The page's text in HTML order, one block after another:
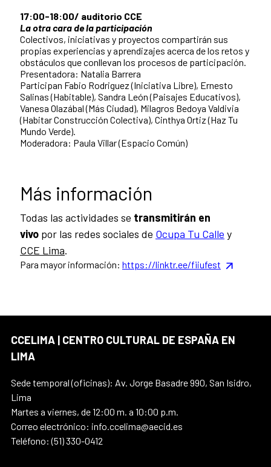
17:00-18:00/ auditorio CCE
La otra cara de la participación
Colectivos, iniciativas y proyectos compartirán sus
propias experiencias y aprendizajes acerca de los retos y
obstáculos que conllevan los procesos de participación.
Presentadora: Natalia Barrera
Participan Fabio Rodriguez (Iniciativa Libre), Ernesto
Salinas (Habitable), Sandra León (Paisajes Educativos),
Vanesa Olazábal (Más Ciudad), Milagros Bedoya Valdivia
(Habitar Construcción Colectiva), Cinthya Ortiz (Haz Tu
Mundo Verde).
Moderadora: Paula Villar (Espacio Común)
Más información
Todas las actividades se transmitirán en
vivo por las redes sociales de Ocupa Tu Calle y
CCE Lima.
Para mayor información: https://linktr.ee/fiiufest
CCELIMA | CENTRO CULTURAL DE ESPAÑA EN
LIMA
Sede temporal (oficinas): Av. Jorge Basadre 990, San Isidro,
Lima
Martes a viernes, de 12:00 m. a 10:00 p.m.
Correo electrónico: info.ccelima@aecid.es
Teléfono: (51) 330-0412